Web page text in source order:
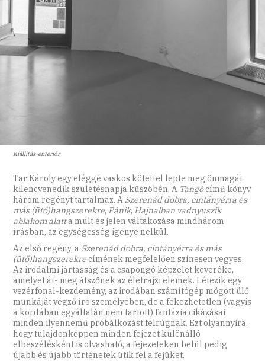
Kiállítás-enteriőr
Tar Károly egy eléggé vaskos kötettel lepte meg önmagát
kilencvenedik születésnapja küszöbén. A Tangócímű könyv
három regényt tartalmaz. A Szerenád dobra, cintányérra és
más (ütő)hangszerekre, Pánik, Hajnalban vadnyuszik
ablakom alatta múlt és jelen váltakozása mindhárom
írásban, az egységesség igénye nélkül.
Az első regény, a Szerenád dobra, cintányérra és más
(ütő)hangszerekrecímének megfelelően színesen vegyes.
Az irodalmi jártasság és a csapongó képzelet keveréke,
amelyet át- meg átszőnek az életrajzi elemek. Létezik egy
vezérfonal-kezdemény, az irodában számítógép mögött ülő,
munkáját végző író személyében, de a fékezhetetlen (vagyis
a kordában egyáltalán nem tartott) fantázia cikázásai
minden ilyennemű próbálkozást felrúgnak. Ezt olyannyira,
hogy tulajdonképpen minden fejezet különálló
elbeszélésként is olvasható, a fejezeteken belül pedig
újabb és újabb történetek ütik fel a fejüket.